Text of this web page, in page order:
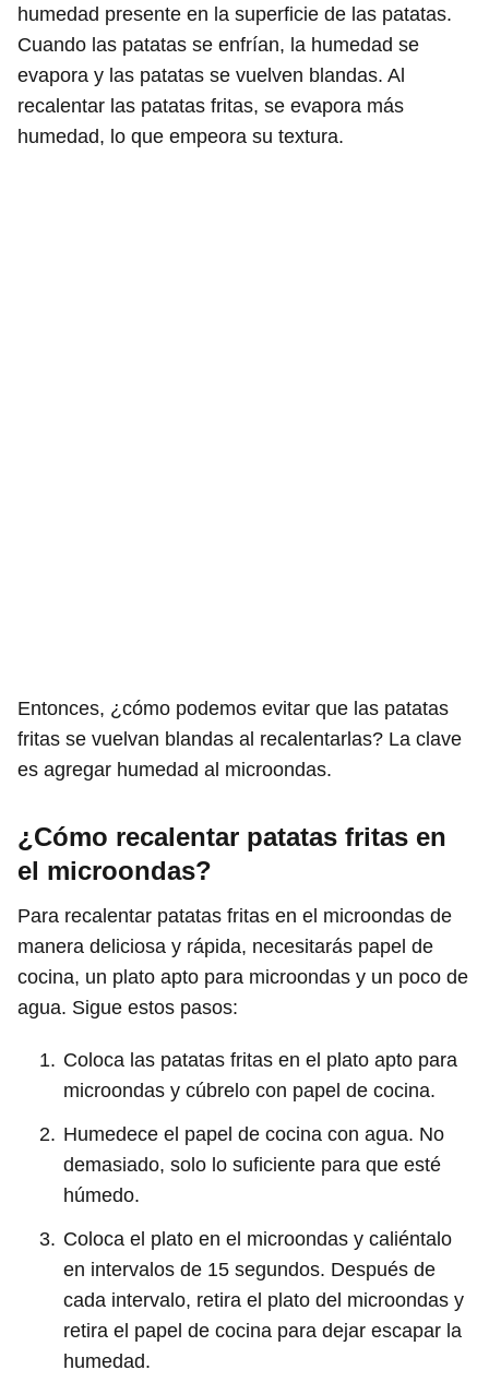
humedad presente en la superficie de las patatas.
Cuando las patatas se enfrían, la humedad se
evapora y las patatas se vuelven blandas. Al
recalentar las patatas fritas, se evapora más
humedad, lo que empeora su textura.
Entonces, ¿cómo podemos evitar que las patatas
fritas se vuelvan blandas al recalentarlas? La clave
es agregar humedad al microondas.
¿Cómo recalentar patatas fritas en
el microondas?
Para recalentar patatas fritas en el microondas de
manera deliciosa y rápida, necesitarás papel de
cocina, un plato apto para microondas y un poco de
agua. Sigue estos pasos:
Coloca las patatas fritas en el plato apto para
microondas y cúbrelo con papel de cocina.
Humedece el papel de cocina con agua. No
demasiado, solo lo suficiente para que esté
húmedo.
Coloca el plato en el microondas y caliéntalo
en intervalos de 15 segundos. Después de
cada intervalo, retira el plato del microondas y
retira el papel de cocina para dejar escapar la
humedad.